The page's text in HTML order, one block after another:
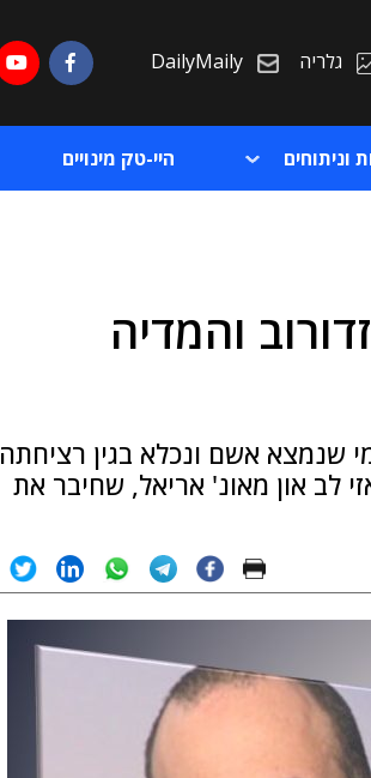
גלריה DailyMaily
וניתוחים היי-טק מינויים
והמדיה
שנמצא אשם ונכלא בגין רציחתה
לב און מאונ' אריאל, שחיבר את